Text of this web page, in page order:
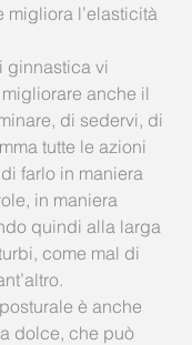
migliora l’elasticità
ginnastica vi
anche il
di sedervi, di
tutte le azioni
farlo in maniera
in maniera
quindi alla larga
come mal di
è anche
dolce, che può